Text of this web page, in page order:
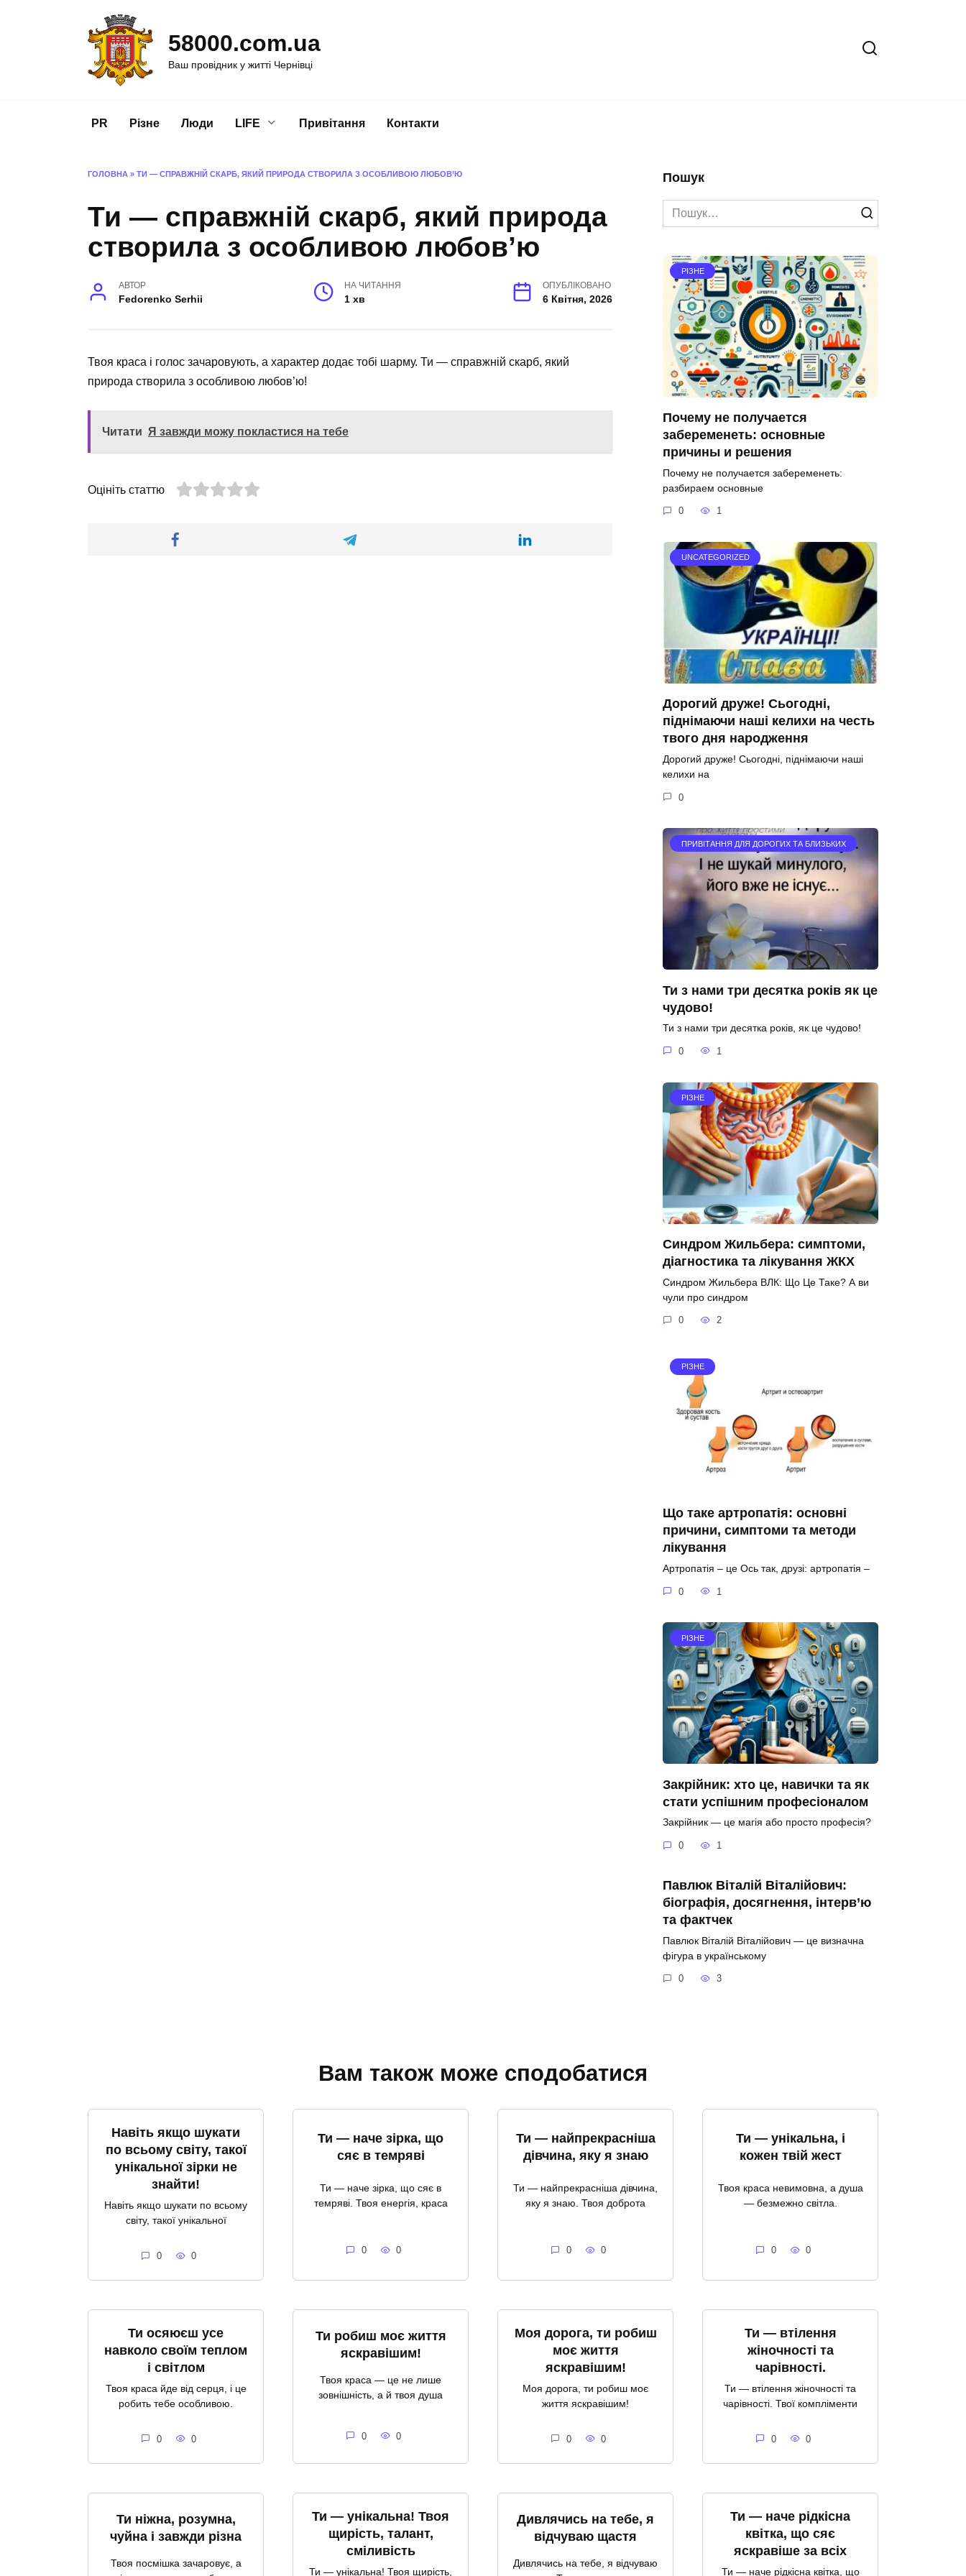
58000.com.ua
Ваш провідник у житті Чернівці
PR Різне Люди LIFE Привітання Контакти
ГОЛОВНА » ТИ — СПРАВЖНІЙ СКАРБ, ЯКИЙ ПРИРОДА СТВОРИЛА З ОСОБЛИВОЮ ЛЮБОВ’Ю
Ти — справжній скарб, який природа
створила з особливою любов’ю
АВТОР
Fedorenko Serhii
НА ЧИТАННЯ
1 хв
ОПУБЛІКОВАНО
6 Квітня, 2026
Твоя краса і голос зачаровують, а характер додає тобі шарму. Ти — справжній скарб, який
природа створила з особливою любов’ю!
Читати Я завжди можу покластися на тебе
Оцініть статтю
Пошук
Search
for:
РІЗНЕ
Почему не получается
забеременеть: основные
причины и решения
Почему не получается забеременеть:
разбираем основные
0 1
UNCATEGORIZED
Дорогий друже! Сьогодні,
піднімаючи наші келихи на честь
твого дня народження
Дорогий друже! Сьогодні, піднімаючи наші
келихи на
0
ПРИВІТАННЯ ДЛЯ ДОРОГИХ ТА БЛИЗЬКИХ
Ти з нами три десятка років як це
чудово!
Ти з нами три десятка років, як це чудово!
0 1
РІЗНЕ
Синдром Жильбера: симптоми,
діагностика та лікування ЖКХ
Синдром Жильбера ВЛК: Що Це Таке? А ви
чули про синдром
0 2
РІЗНЕ
Що таке артропатія: основні
причини, симптоми та методи
лікування
Артропатія – це Ось так, друзі: артропатія –
0 1
РІЗНЕ
Закрійник: хто це, навички та як
стати успішним професіоналом
Закрійник — це магія або просто професія?
0 1
Павлюк Віталій Віталійович:
біографія, досягнення, інтерв’ю
та фактчек
Павлюк Віталій Віталійович — це визначна
фігура в українському
0 3
Вам також може сподобатися
Навіть якщо шукати
по всьому світу, такої
унікальної зірки не
знайти!
Навіть якщо шукати по всьому
світу, такої унікальної
0 0
Ти — наче зірка, що
сяє в темряві
Ти — наче зірка, що сяє в
темряві. Твоя енергія, краса
0 0
Ти — найпрекрасніша
дівчина, яку я знаю
Ти — найпрекрасніша дівчина,
яку я знаю. Твоя доброта
0 0
Ти — унікальна, і
кожен твій жест
Твоя краса невимовна, а душа
— безмежно світла.
0 0
Ти осяюєш усе
навколо своїм теплом
і світлом
Твоя краса йде від серця, і це
робить тебе особливою.
0 0
Ти робиш моє життя
яскравішим!
Твоя краса — це не лише
зовнішність, а й твоя душа
0 0
Моя дорога, ти робиш
моє життя
яскравішим!
Моя дорога, ти робиш моє
життя яскравішим!
0 0
Ти — втілення
жіночності та
чарівності.
Ти — втілення жіночності та
чарівності. Твої компліменти
0 0
Ти ніжна, розумна,
чуйна і завжди різна
Твоя посмішка зачаровує, а
Ти — унікальна! Твоя
щирість, талант,
сміливість
Ти — унікальна! Твоя щирість,
Дивлячись на тебе, я
відчуваю щастя
Дивлячись на тебе, я відчуваю
Ти — наче рідкісна
квітка, що сяє
яскравіше за всіх
Ти — наче рідкісна квітка, що